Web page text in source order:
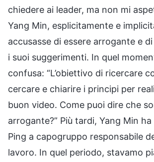
chiedere ai leader, ma non mi
Yang Min, esplicitamente e
accusasse di essere arrogante e
i suoi suggerimenti. In quel
confusa: “L’obiettivo di ricercare
cercare e chiarire i principi per
buon video. Come puoi dire che
arrogante?” Più tardi, Yang Min
Ping a capogruppo responsabile
lavoro. In quel periodo, stavamo